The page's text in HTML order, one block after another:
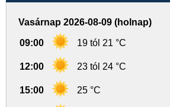
Vasárnap 2026-08-09 (holnap)
09:00 19 tól 21 °C
12:00 23 tól 24 °C
15:00 25 °C